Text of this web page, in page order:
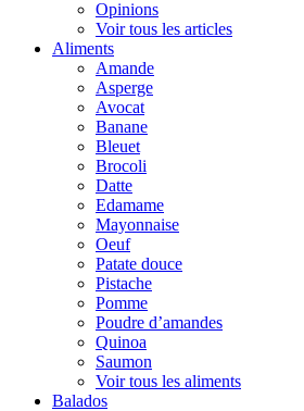
Opinions
Voir tous les articles
Aliments
Amande
Asperge
Avocat
Banane
Bleuet
Brocoli
Datte
Edamame
Mayonnaise
Oeuf
Patate douce
Pistache
Pomme
Poudre d’amandes
Quinoa
Saumon
Voir tous les aliments
Balados